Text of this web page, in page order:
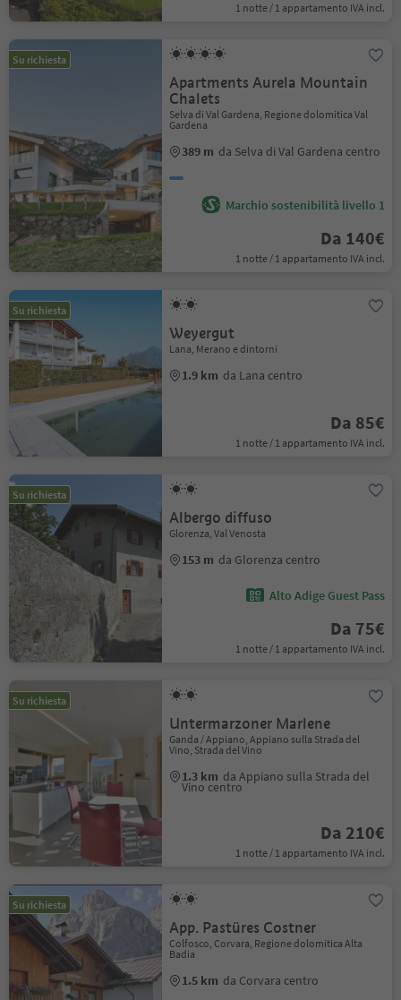
1 notte / 1 appartamento IVA incl.
Su richiesta
Apartments Aurela Mountain
Chalets
Selva di Val Gardena, Regione dolomitica Val
Gardena
389 m da Selva di Val Gardena centro
Marchio sostenibilità livello 1
Da 140€
1 notte / 1 appartamento IVA incl.
Su richiesta
Weyergut
Lana, Merano e dintorni
1.9 km da Lana centro
Da 85€
1 notte / 1 appartamento IVA incl.
Su richiesta
Albergo diffuso
Glorenza, Val Venosta
153 m da Glorenza centro
Alto Adige Guest Pass
Da 75€
1 notte / 1 appartamento IVA incl.
Su richiesta
Untermarzoner Marlene
Ganda / Appiano, Appiano sulla Strada del
Vino, Strada del Vino
1.3 km da Appiano sulla Strada del
Vino centro
Da 210€
1 notte / 1 appartamento IVA incl.
Su richiesta
App. Pastüres Costner
Colfosco, Corvara, Regione dolomitica Alta
Badia
1.5 km da Corvara centro